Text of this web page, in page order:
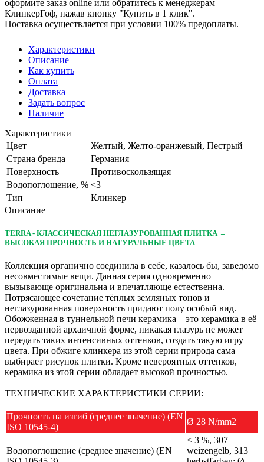
оформите заказ online или обратитесь к менеджерам
КлинкерГоф, нажав кнопку "Купить в 1 клик".
Поставка осуществляется при условии 100% предоплаты.
Характеристики
Описание
Как купить
Оплата
Доставка
Задать вопрос
Наличие
Характеристики
Цвет
Желтый, Желто-оранжевый, Пестрый
Страна бренда
Германия
Поверхность
Противоскользящая
Водопоглощение, % <3
Тип
Клинкер
Описание
TERRA - КЛАССИЧЕСКАЯ НЕГЛАЗУРОВАННАЯ ПЛИТКА –
ВЫСОКАЯ ПРОЧНОСТЬ И НАТУРАЛЬНЫЕ ЦВЕТА
Коллекция органично соединила в себе, казалось бы, заведомо
несовместимые вещи. Данная серия одновременно
вызывающе оригинальна и впечатляюще естественна.
Потрясающее сочетание тёплых земляных тонов и
неглазурованная поверхность придают полу особый вид.
Обожженная в туннельной печи керамика – это керамика в её
первозданной архаичной форме, никакая глазурь не может
передать таких интенсивных оттенков, создать такую игру
цвета. При обжиге клинкера из этой серии природа сама
выбирает рисунок плитки. Кроме невероятных оттенков,
керамика из этой серии обладает высокой прочностью.
ТЕХНИЧЕСКИЕ ХАРАКТЕРИСТИКИ СЕРИИ:
Прочность на изгиб (среднее значение) (EN
ISO 10545-4)
Ø 28 N/mm2
Водопоглощение (среднее значение) (EN
≤ 3 %, 307
weizengelb, 313